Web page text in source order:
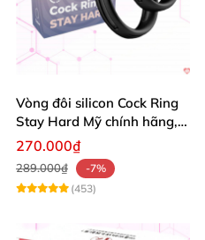
Vòng đôi silicon Cock Ring
Stay Hard Mỹ chính hãng,
tăng cường bền bỉ
270.000₫
289.000₫
-7%
(453)